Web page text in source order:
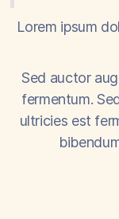
Lorem ipsum
Sed auctor
fermentum.
ultricies est